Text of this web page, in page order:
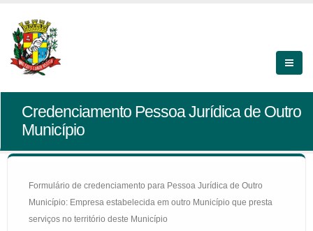
Credenciamento Pessoa Jurídica de Outro
Município
Formulário de credenciamento para Pessoa Jurídica de Outro
Município: Empresa estabelecida em outro Município que presta
serviços no território deste Município